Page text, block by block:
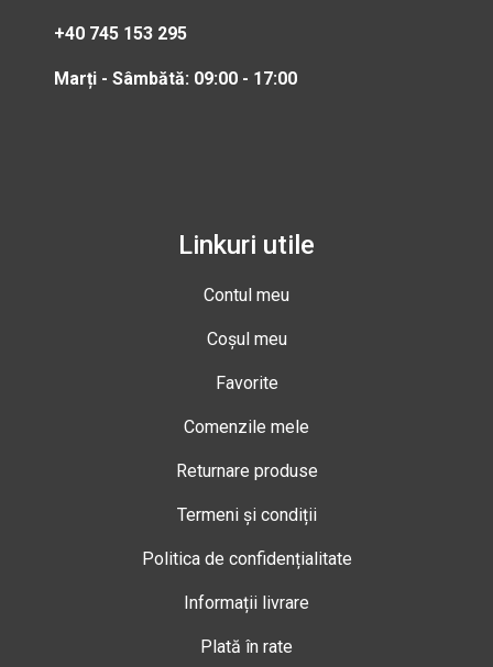
+40 745 153 295
Marți - Sâmbătă: 09:00 - 17:00
Linkuri utile
Contul meu
Coșul meu
Favorite
Comenzile mele
Returnare produse
Termeni și condiții
Politica de confidențialitate
Informații livrare
Plată în rate